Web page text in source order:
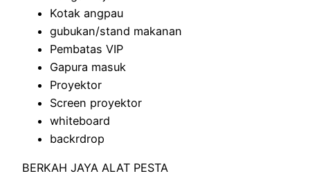
Kotak angpau
gubukan/stand makanan
Pembatas VIP
Gapura masuk
Proyektor
Screen proyektor
whiteboard
backrdrop
BERKAH JAYA ALAT PESTA